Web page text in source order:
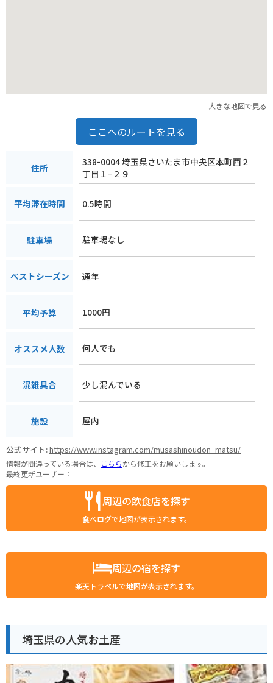
大きな地図で見る
ここへのルートを見る
住所
338-0004 埼玉県さいたま市中央区本町西２
丁目１−２９
平均滞在時間 0.5時間
駐車場 駐車場なし
ベストシーズン 通年
平均予算 1000円
オススメ人数 何人でも
混雑具合 少し混んでいる
施設 屋内
公式サイト:https://www.instagram.com/musashinoudon_matsu/
情報が間違っている場合は、 こちらから修正をお願いします。
最終更新ユーザー：
周辺の飲食店を探す
食べログで地図が表示されます。
周辺の宿を探す
楽天トラベルで地図が表示されます。
埼玉県の人気お土産